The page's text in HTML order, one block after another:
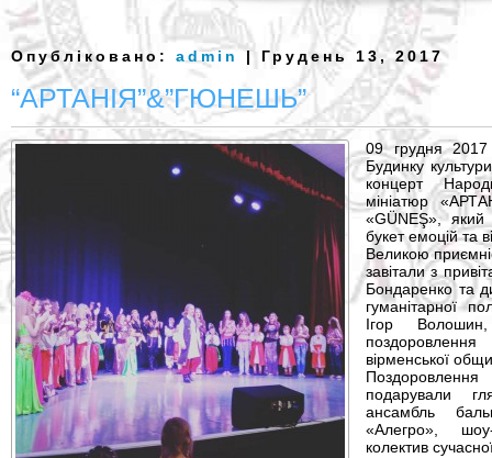
Опубліковано: admin | Грудень 13, 2017
“АРТАНІЯ”&”ГЮНЕШЬ”
09 грудня 2017
Будинку
концерт
мініатюр
«GÜNEŞ»,
букет емоцій та
Великою
завітали з
Бондаренко та
гуманітарної
Ігор
вірменської
подарували
ансамбль
«Алегро»,
колектив